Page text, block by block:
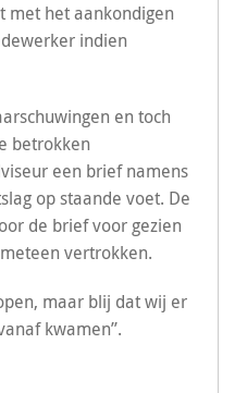
met het aankondigen
indien
en toch
betrokken
een brief namens
op staande voet. De
de brief voor gezien
vertrokken.
maar blij dat wij er
kwamen”.